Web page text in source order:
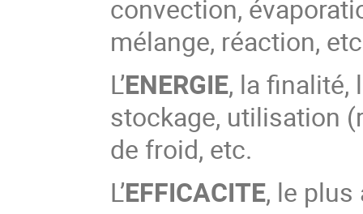
convection,
mélange, réaction,
L’ENERGIE, la finalité,
stockage, utilisation
de froid, etc.
L’EFFICACITE, le